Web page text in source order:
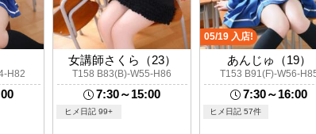
H82
女講師さくら（23）
T158 B83(B)-W55-H86
7:30～15:00
ヒメ日記 99+
05/19 入店!
あんじゅ（19）
T153 B91(F)-W56-
7:30～16:00
ヒメ日記 57件